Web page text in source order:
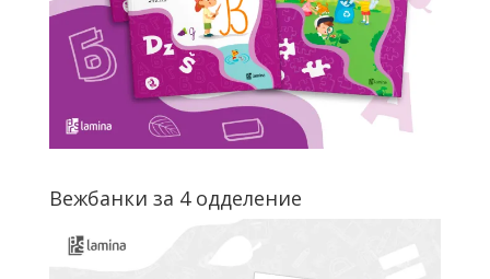
Вежбанки за 4 одделение